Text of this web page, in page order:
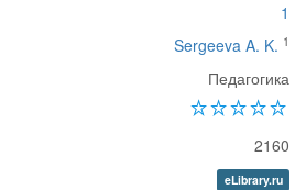
1
Sergeeva A. K. 1
Педагогика
2160
eLibrary.ru